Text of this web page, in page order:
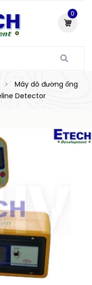
0
Máy dò đường ống
Detector